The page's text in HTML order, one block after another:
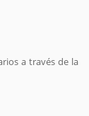
a través de la